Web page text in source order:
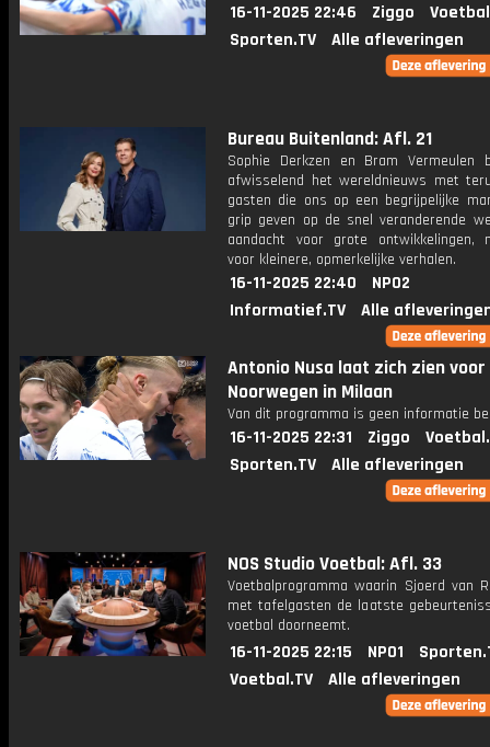
16-11-2025 22:46 Ziggo
Sporten.TV
Alle afleveringen
Bureau Buitenland: Afl. 21
Sophie Derkzen en Bram Vermeulen
afwisselend het wereldnieuws met
gasten die ons op een begrijpelijke
grip geven op de snel veranderende
aandacht voor grote ontwikkelingen,
voor kleinere, opmerkelijke verhalen.
16-11-2025 22:40
NPO2
Informatief.TV
Alle
Antonio Nusa laat zich zien voor
Noorwegen in Milaan
Van dit programma is geen informatie
16-11-2025 22:31 Ziggo
Sporten.TV
Alle afleveringen
NOS Studio Voetbal: Afl. 33
Voetbalprogramma waarin Sjoerd van
met tafelgasten de laatste
voetbal doorneemt.
16-11-2025 22:15 NPO1
Voetbal.TV
Alle afleveringen